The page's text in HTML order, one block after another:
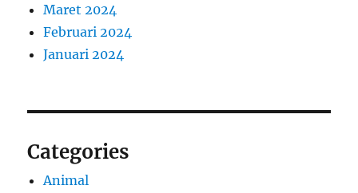
Maret 2024
Februari 2024
Januari 2024
Categories
Animal